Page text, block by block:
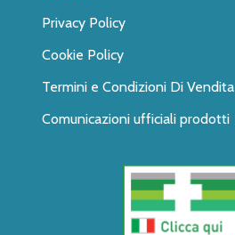
Privacy Policy
Cookie Policy
Termini e Condizioni Di Vendita
Comunicazioni ufficiali prodotti